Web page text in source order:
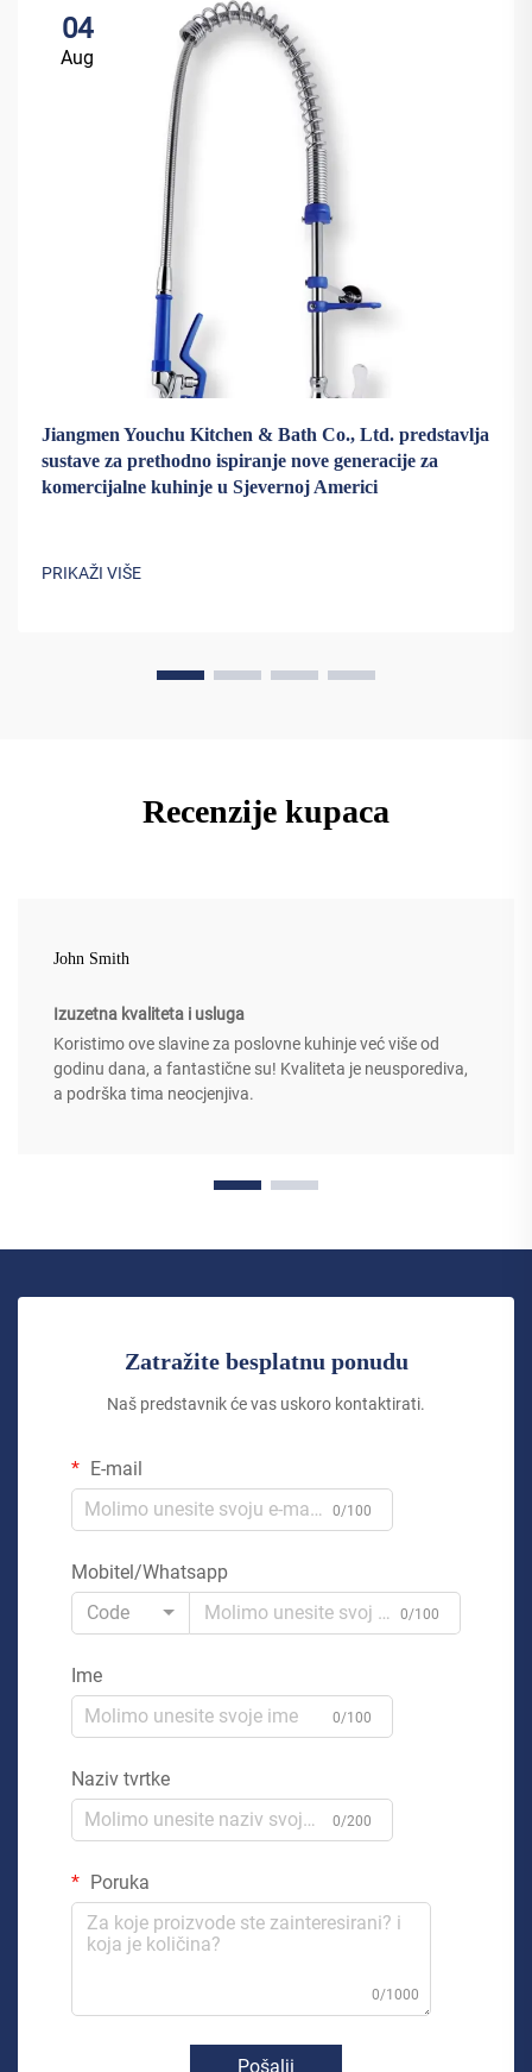
04
Aug
Jiangmen Youchu Kitchen & Bath Co., Ltd. predstavlja
sustave za prethodno ispiranje nove generacije za
komercijalne kuhinje u Sjevernoj Americi
PRIKAŽI VIŠE
Recenzije kupaca
John Smith
Izuzetna kvaliteta i usluga
Koristimo ove slavine za poslovne kuhinje već više od
godinu dana, a fantastične su! Kvaliteta je neusporediva,
a podrška tima neocjenjiva.
Zatražite besplatnu ponudu
Naš predstavnik će vas uskoro kontaktirati.
E-mail
0/100
Mobitel/Whatsapp
Code
0/100
Ime
0/100
Naziv tvrtke
0/200
Poruka
0/1000
Pošalji